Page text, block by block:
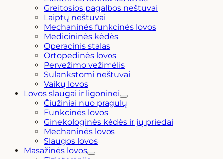
Greitosios pagalbos neštuvai
Laiptų neštuvai
Mechaninės funkcinės lovos
Medicininės kėdės
Operacinis stalas
Ortopedinės lovos
Pervežimo vežimėlis
Sulankstomi neštuvai
Vaikų lovos
Lovos slaugai ir ligoninei
Čiužiniai nuo pragulų
Funkcinės lovos
Ginekologinės kėdės ir jų priedai
Mechaninės lovos
Slaugos lovos
Masažinės lovos